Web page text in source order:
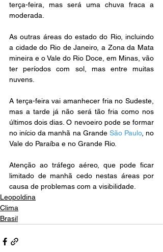
terça-feira, mas será uma chuva fraca a
moderada.
As outras áreas do estado do Rio, incluindo
a cidade do Rio de Janeiro, a Zona da Mata
mineira e o Vale do Rio Doce, em Minas, vão
ter períodos com sol, mas entre muitas
nuvens.
A terça-feira vai amanhecer fria no Sudeste,
mas a tarde já não será tão fria como nos
últimos dois dias. O nevoeiro pode se formar
no início da manhã na Grande São Paulo, no
Vale do Paraíba e no Grande Rio.
Atenção ao tráfego aéreo, que pode ficar
limitado de manhã cedo nestas áreas por
causa de problemas com a visibilidade.
Leopoldina
Clima
Brasil